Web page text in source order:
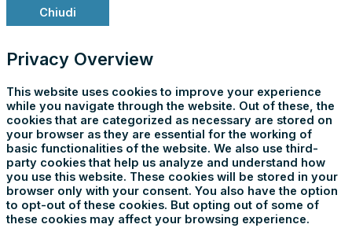
Chiudi
Privacy Overview
This website uses cookies to improve your experience
while you navigate through the website. Out of these, the
cookies that are categorized as necessary are stored on
your browser as they are essential for the working of
basic functionalities of the website. We also use third-
party cookies that help us analyze and understand how
you use this website. These cookies will be stored in your
browser only with your consent. You also have the option
to opt-out of these cookies. But opting out of some of
these cookies may affect your browsing experience.